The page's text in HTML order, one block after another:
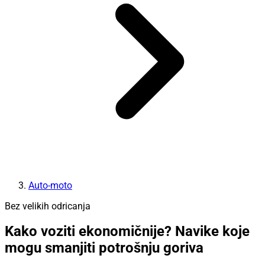
Auto-moto
Bez velikih odricanja
Kako voziti ekonomičnije? Navike koje
mogu smanjiti potrošnju goriva